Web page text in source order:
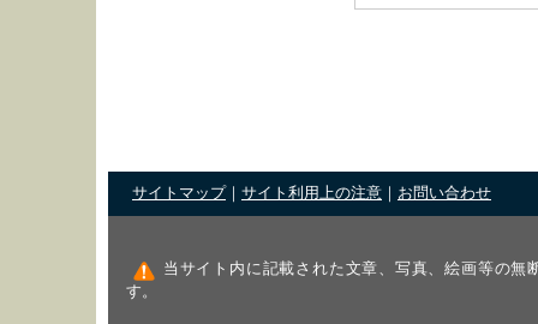
サイトマップ サイト利用上の注意 お問い合わせ
当サイト内に記載された文章、写真、絵画等の無
す。